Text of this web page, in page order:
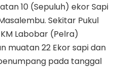
10 (Sepuluh) ekor Sapi
Sekitar Pukul
Labobar (Pelra)
muatan 22 Ekor sapi dan
pada tanggal